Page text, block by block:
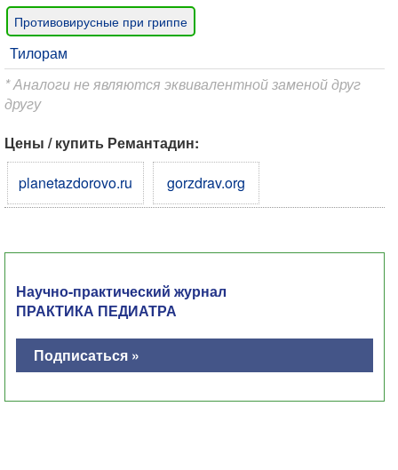
Противовирусные при гриппе
Тилорам
* Аналоги не являются эквивалентной заменой друг
другу
Цены / купить Ремантадин:
planetazdorovo.ru
gorzdrav.org
Научно-практический журнал
ПРАКТИКА ПЕДИАТРА
Подписаться »